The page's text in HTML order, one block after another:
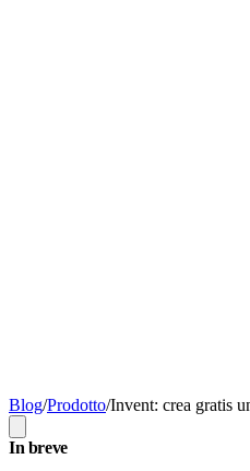
Blog/Prodotto/Invent: crea gratis
In breve